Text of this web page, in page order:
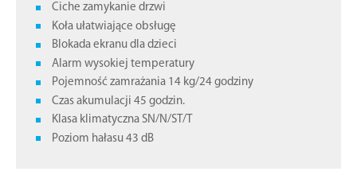
Ciche zamykanie drzwi
Koła ułatwiające obsługę
Blokada ekranu dla dzieci
Alarm wysokiej temperatury
Pojemność zamrażania 14 kg/24 godziny
Czas akumulacji 45 godzin.
Klasa klimatyczna SN/N/ST/T
Poziom hałasu 43 dB